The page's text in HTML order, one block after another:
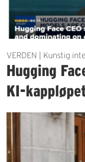
VERDEN | Kunstig
Hugging
KI-